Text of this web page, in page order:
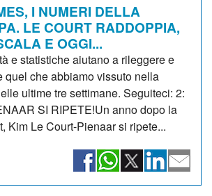
I NUMERI DELLA
LE COURT RADDOPPIA,
E OGGI...
e statistiche aiutano a rileggere e
quel che abbiamo vissuto nella
ultime tre settimane. Seguiteci: 2:
SI RIPETE!Un anno dopo la
Kim Le Court-Pienaar si ripete...